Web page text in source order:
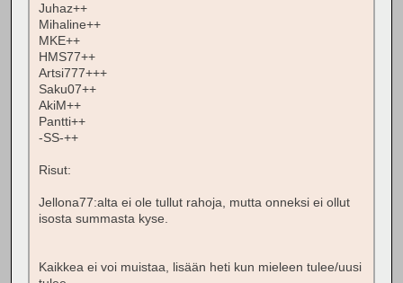
Juhaz++
Mihaline++
MKE++
HMS77++
Artsi777+++
Saku07++
AkiM++
Pantti++
-SS-++
Risut:
Jellona77:alta ei ole tullut rahoja, mutta onneksi ei ollut
isosta summasta kyse.
Kaikkea ei voi muistaa, lisään heti kun mieleen tulee/uusi